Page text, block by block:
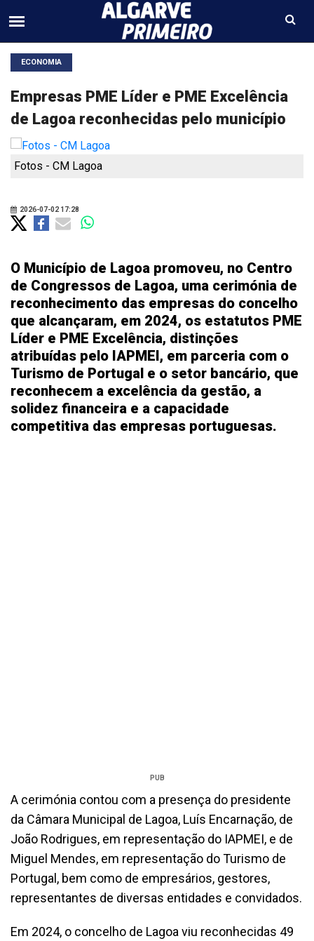
ECONOMIA
Empresas PME Líder e PME Excelência
de Lagoa reconhecidas pelo município
Fotos - CM Lagoa
2026-07-02 17:28
O Município de Lagoa promoveu, no Centro
de Congressos de Lagoa, uma cerimónia de
reconhecimento das empresas do concelho
que alcançaram, em 2024, os estatutos PME
Líder e PME Excelência, distinções
atribuídas pelo IAPMEI, em parceria com o
Turismo de Portugal e o setor bancário, que
reconhecem a excelência da gestão, a
solidez financeira e a capacidade
competitiva das empresas portuguesas.
PUB
A cerimónia contou com a presença do presidente
da Câmara Municipal de Lagoa, Luís Encarnação, de
João Rodrigues, em representação do IAPMEI, e de
Miguel Mendes, em representação do Turismo de
Portugal, bem como de empresários, gestores,
representantes de diversas entidades e convidados.
Em 2024, o concelho de Lagoa viu reconhecidas 49